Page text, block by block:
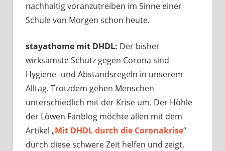
nachhaltig voranzutreiben im Sinne einer
Schule von Morgen schon heute.
stayathome mit DHDL: Der bisher
wirksamste Schutz gegen Corona sind
Hygiene- und Abstandsregeln in unserem
Alltag. Trotzdem gehen Menschen
unterschiedlich mit der Krise um. Der Höhle
der Löwen Fanblog möchte allen mit dem
Artikel „Mit DHDL durch die Coronakrise“
durch diese schwere Zeit helfen und zeigt,